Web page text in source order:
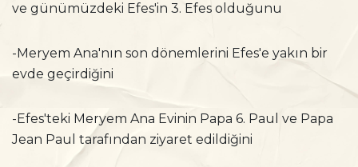
ve günümüzdeki Efes'in 3. Efes olduğunu
-Meryem Ana'nın son dönemlerini Efes'e yakın bir
evde geçirdiğini
-Efes'teki Meryem Ana Evinin Papa 6. Paul ve Papa
Jean Paul tarafından ziyaret edildiğini